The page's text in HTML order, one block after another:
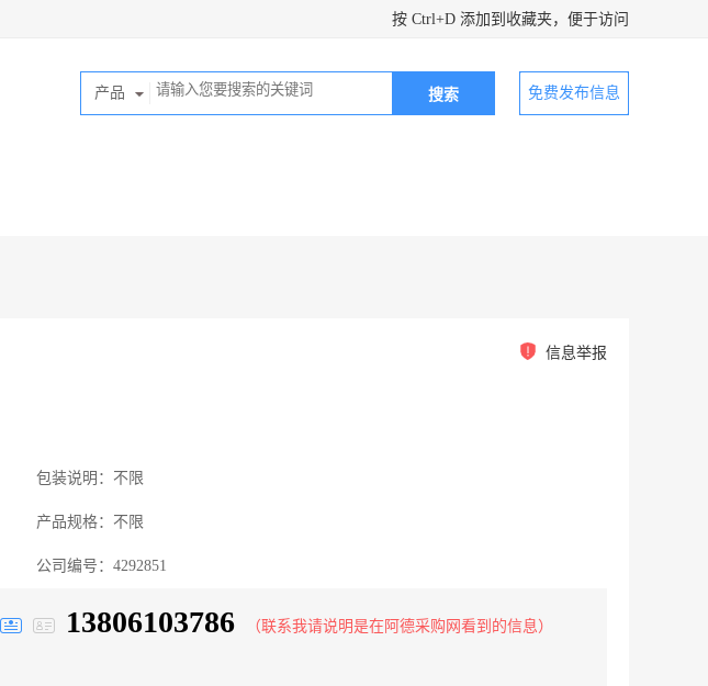
按 Ctrl+D 添加到收藏夹，便于访问
产品 免费发布信息
包装说明： 不限
产品规格： 不限
公司编号： 4292851
13806103786 （联系我请说明是在阿德采购网看到的信息）
信息举报